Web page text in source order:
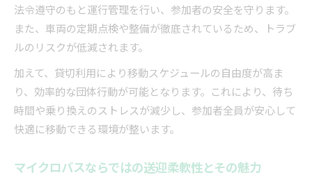
マイクロバス運送での安心確保とリスク管理の
方法
法令遵守のもと運行管理を行い、参加者の安全を守ります。
また、車両の定期点検や整備が徹底されているため、トラブ
ルのリスクが低減されます。
加えて、貸切利用により移動スケジュールの自由度が高ま
り、効率的な団体行動が可能となります。これにより、待ち
時間や乗り換えのストレスが減少し、参加者全員が安心して
快適に移動できる環境が整います。
マイクロバスならではの送迎柔軟性とその魅力